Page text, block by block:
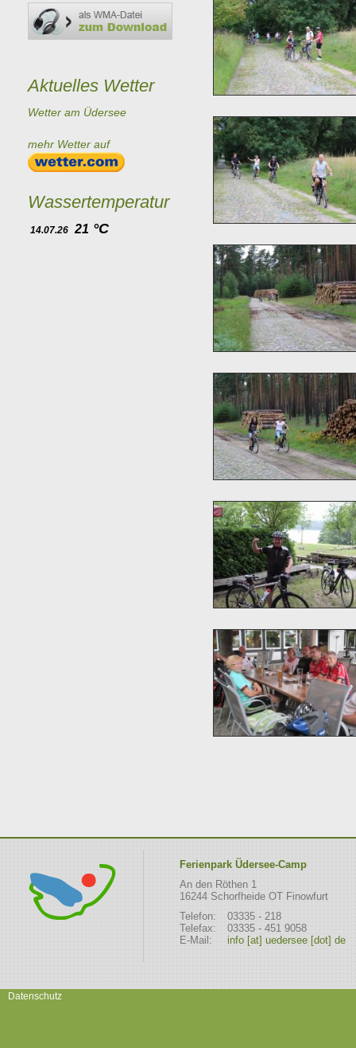
Aktuelles Wetter
Wetter am Üdersee
mehr Wetter auf
Wassertemperatur
14.07.26 21 °C
Ferienpark Üdersee-Camp
An den Röthen 1
16244 Schorfheide OT Finowfurt
Telefon:
03335 - 218
Telefax:
03335 - 451 9058
E-Mail:
info [at] uedersee [dot] de
Datenschutz